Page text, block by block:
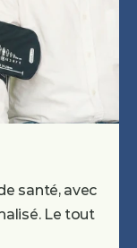
santé, avec
Le tout